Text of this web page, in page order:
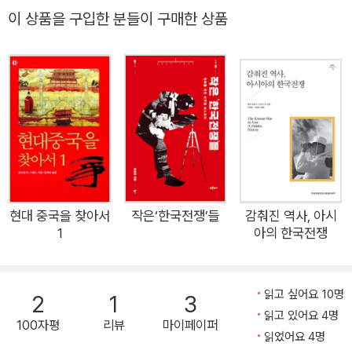
넓게 재구성하며 비극이 왜 일어났고, 오늘날 이 문제가 세계와
현대사’로서는 한국에 처음 소개되는 책이기도 하다. 냉전 시대
폭력의 지리학 이 책은 일본 제국의 패망 이후 동아시아에서 벌어
진 중국 공산당의 내전(중국 혁명), 미·소 한반도 분할 점령의 비
극과 학살, 그리고 한국 전쟁으로 시작한다. 저자의 표현대로 책
은 “동쪽으로는 만주 평원, 남쪽으로는 인도차이나반도의 우거진
열대우림, 그리고 서쪽으로는 중앙아시아 및 중동의 건조한 고원
에 이르기까지” “냉전 시대 가장 치명적인 군사 현장에 관한 역
사서다.”(5쪽) 1945년부터 1990년까지, 탈식민화 과정을 겪는
형성했다. 새롭게 형성된 이 아시아의 전선을 따라 워싱턴과 모스
크바는 45년 동안 전체 대외 원조의 80%를 쏟아 부었으며, 미군
전사자의 99.9%, 소련군 전사자의 95%를 희생시켰다. 민간인
이 상품을 구입한 분들이 구매한 상품
현대 중국을 찾아서
1
작은‘한국전쟁’들
감춰진 역사, 아시
아의 한국전쟁
2
100자평
1
리뷰
3
마이페이퍼
읽고 싶어요 10명
읽고 있어요 4명
읽었어요 4명